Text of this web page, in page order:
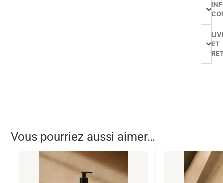
ET
Vous pourriez aussi aimer…